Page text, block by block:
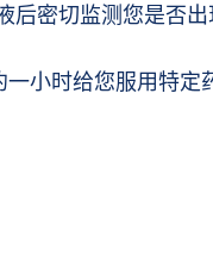
后密切监测您是否
小时给您服用特定